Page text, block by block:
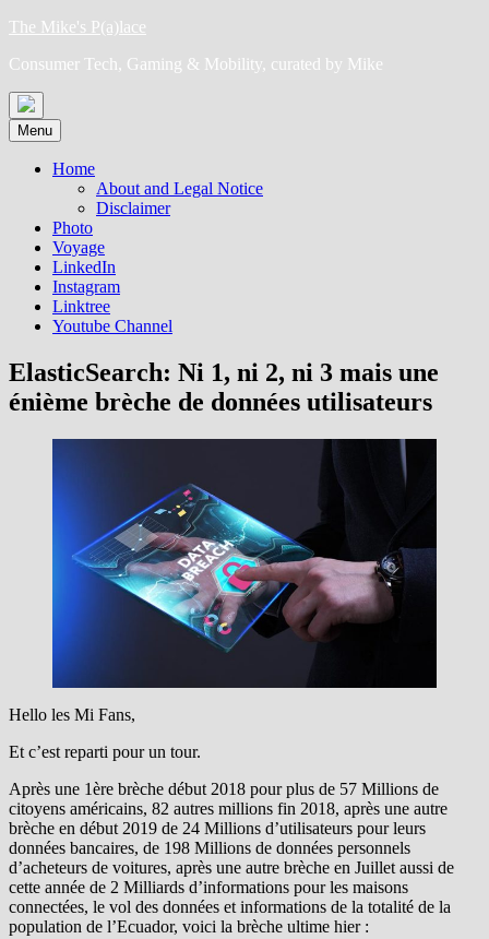
Skip
content
The Mike's P(a)lace
Consumer Tech, Gaming & Mobility, curated by Mike
Menu
Home
About and Legal Notice
Disclaimer
Photo
Voyage
LinkedIn
Instagram
Linktree
Youtube Channel
ElasticSearch: Ni 1, ni 2, ni 3 mais une
énième brèche de données utilisateurs
Hello les Mi Fans,
Et c’est reparti pour un tour.
Après une 1ère brèche début 2018 pour plus de 57 Millions de
citoyens américains, 82 autres millions fin 2018, après une autre
brèche en début 2019 de 24 Millions d’utilisateurs pour leurs
données bancaires, de 198 Millions de données personnels
d’acheteurs de voitures, après une autre brèche en Juillet aussi de
cette année de 2 Milliards d’informations pour les maisons
connectées, le vol des données et informations de la totalité de la
population de l’Ecuador, voici la brèche ultime hier :